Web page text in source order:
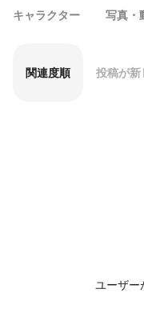
キャラクター 写真・
関連度順 投稿が新
ユーザー